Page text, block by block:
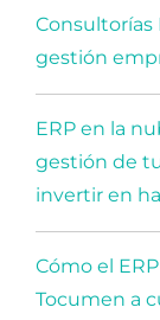
Consultorías
gestión
ERP en la
gestión de
invertir en
Cómo el
Tocumen a